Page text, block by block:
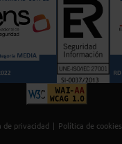
de privacidad Política de cookies